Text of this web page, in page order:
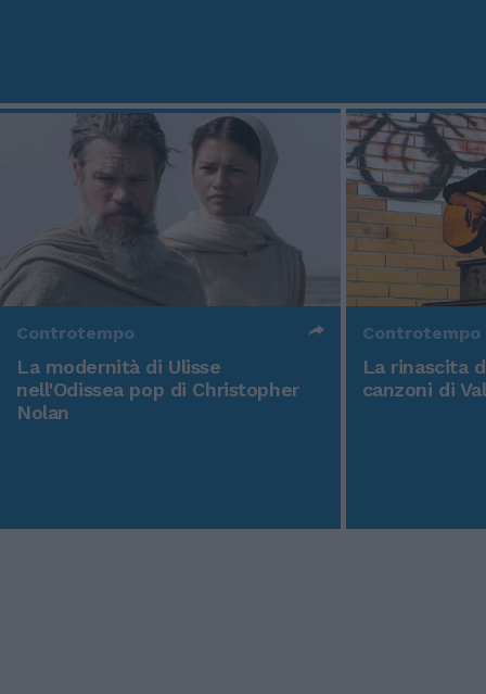
Controtempo
La modernità di Ulisse
nell'Odissea pop di Christopher
Nolan
Controtempo
La rinascita
canzoni di